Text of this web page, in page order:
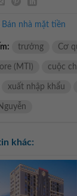
Bán nhà mặt tiền
trưởng Cơ
(MTI) cuộc
xuất nhập khẩu
khác: